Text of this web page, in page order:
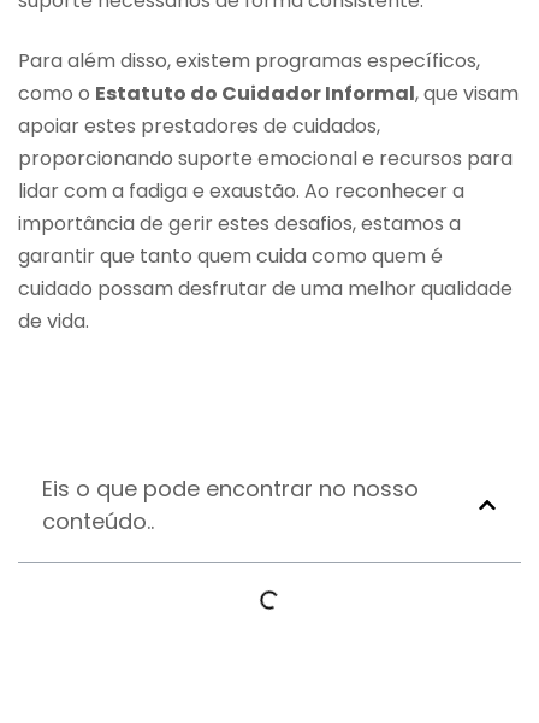
Para além disso, existem programas específicos,
como o Estatuto do Cuidador Informal, que visam
apoiar estes prestadores de cuidados,
proporcionando suporte emocional e recursos para
lidar com a fadiga e exaustão. Ao reconhecer a
importância de gerir estes desafios, estamos a
garantir que tanto quem cuida como quem é
cuidado possam desfrutar de uma melhor qualidade
de vida.
Eis o que pode encontrar no nosso
conteúdo..